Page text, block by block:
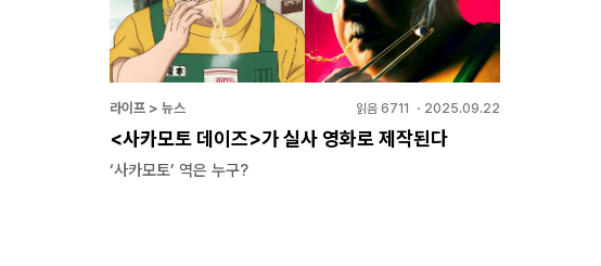
라이프 > 뉴스 읽음 6711 ・ 2025.09.22
<사카모토 데이즈>가 실사 영화로 제작된다
‘사카모토’ 역은 누구?